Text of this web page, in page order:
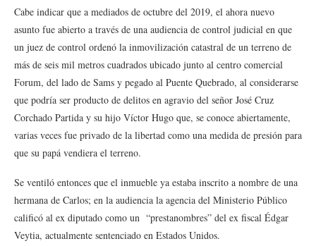
Cabe indicar que a mediados de octubre del 2019, el ahora nuevo
asunto fue abierto a través de una audiencia de control judicial en que
un juez de control ordenó la inmovilización catastral de un terreno de
más de seis mil metros cuadrados ubicado junto al centro comercial
Forum, del lado de Sams y pegado al Puente Quebrado, al considerarse
que podría ser producto de delitos en agravio del señor José Cruz
Corchado Partida y su hijo Víctor Hugo que, se conoce abiertamente,
varias veces fue privado de la libertad como una medida de presión para
que su papá vendiera el terreno.
Se ventiló entonces que el inmueble ya estaba inscrito a nombre de una
hermana de Carlos; en la audiencia la agencia del Ministerio Público
calificó al ex diputado como un “prestanombres” del ex fiscal Édgar
Veytia, actualmente sentenciado en Estados Unidos.